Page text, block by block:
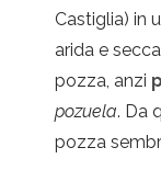
Castiglia) in
arida e secca,
pozza, anzi
pozuela. Da
pozza